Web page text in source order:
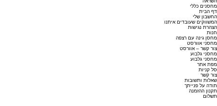
מחסנים כללי
דף הבית
החשבון שלי
המשווקים שעובדים איתנו
הצהרת נגישות
חנות
מחסן גינה עם רצפה
מחסני אוורסט
צור קשר – אוורסט
מחסני גלבוע
מחסני גלבוע
מפת אתר
סל קניות
צור קשר
שאלות ותשובות
תודה על פנייתך
תקנון ההזמנה
תשלום